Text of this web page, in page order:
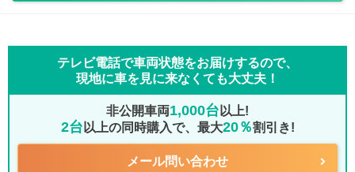
テレビ電話で車両状態をお届けするので、
現地に車を見に来なくても大丈夫！
非公開車両1,000台 以上!
2台 以上の同時購入で、最大20％割引き!
メール問い合わせ